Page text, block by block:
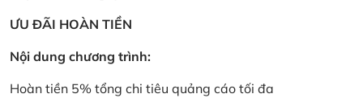
ƯU ĐÃI HOÀN TIỀN
Nội dung chương trình:
Hoàn tiền 5% tổng chi tiêu quảng cáo tối đa